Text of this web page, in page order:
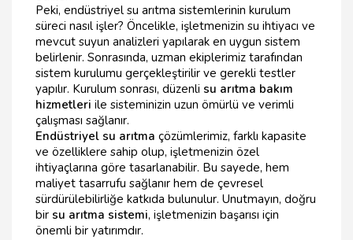
Peki, endüstriyel su arıtma sistemlerinin kurulum
süreci nasıl işler? Öncelikle, işletmenizin su ihtiyacı ve
mevcut suyun analizleri yapılarak en uygun sistem
belirlenir. Sonrasında, uzman ekiplerimiz tarafından
sistem kurulumu gerçekleştirilir ve gerekli testler
yapılır. Kurulum sonrası, düzenli su arıtma bakım
hizmetleri ile sisteminizin uzun ömürlü ve verimli
çalışması sağlanır.
Endüstriyel su arıtma çözümlerimiz, farklı kapasite
ve özelliklere sahip olup, işletmenizin özel
ihtiyaçlarına göre tasarlanabilir. Bu sayede, hem
maliyet tasarrufu sağlanır hem de çevresel
sürdürülebilirliğe katkıda bulunulur. Unutmayın, doğru
bir su arıtma sistemi, işletmenizin başarısı için
önemli bir yatırımdır.